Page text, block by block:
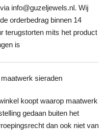
info@guzeljewels.nl. Wij
orderbedrag binnen 14
terugstorten mits het product
is
sieraden
koopt waarop maatwerk
gedaan buiten het
dan ook niet van